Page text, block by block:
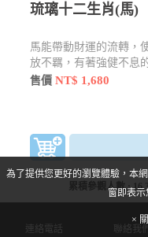
琉璃十二生肖(馬)
馬能帶動財運的流轉，
放不羈，有著強健不息
讓人有振作奮發的作為。
售價NT$ 1,680
為了提供您更好的瀏覽體驗，本
窗即表示
×
累積參觀人數 :
連絡電話 聯絡我們